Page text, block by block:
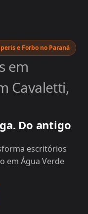
e Forbo no Paraná
em
Cavaletti,
Do antigo
escritórios
em Água Verde